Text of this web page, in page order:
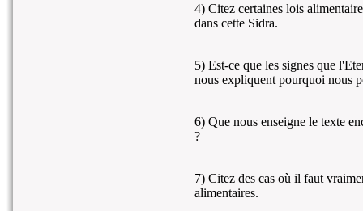
4) Citez certaines lois
dans cette Sidra.
5) Est-ce que les signes que
nous expliquent pourquoi nous
6) Que nous enseigne le texte
?
7) Citez des cas où il faut
alimentaires.